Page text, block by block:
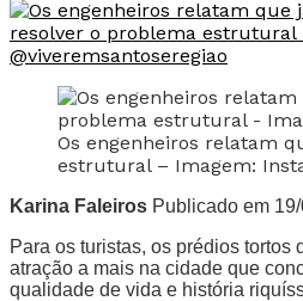
Os engenheiros relatam
estrutural – Imagem:
Karina Faleiros Publicado em
Para os turistas, os prédios tortos
atração a mais na cidade que
qualidade de vida e história